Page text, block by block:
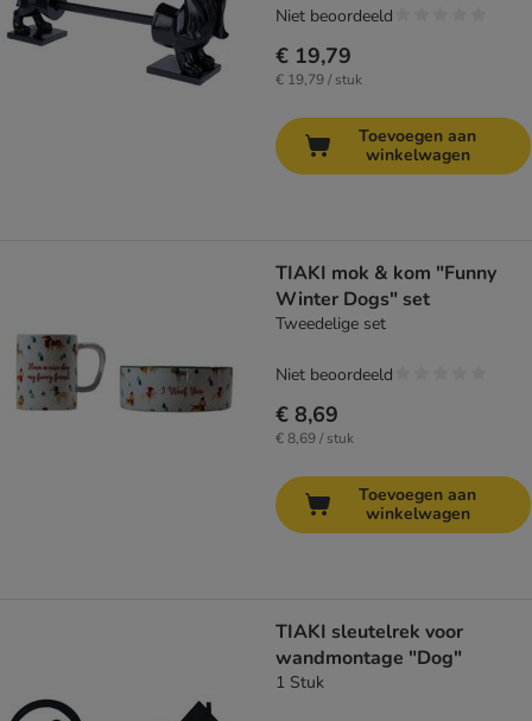
€ 19,79
€ 19,79 / stuk
Niet beoordeeld
Toevoegen aan
winkelwagen
TIAKI mok & kom "Funny
Winter Dogs" set
Tweedelige set
€ 8,69
€ 8,69 / stuk
Niet beoordeeld
Toevoegen aan
winkelwagen
TIAKI sleutelrek voor
wandmontage "Dog"
1 Stuk